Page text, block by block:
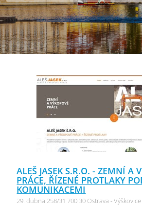
ALEŠ JASEK S.R.O. - ZEMNÍ A
PRÁCE, ŘÍZENÉ PROTLAKY
KOMUNIKACEMI
29. dubna 258/31 700 30 Ostrava - Výškovice